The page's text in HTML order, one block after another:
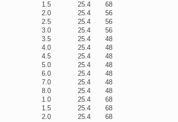
1.5 25.4
68
2.0 25.4
56
2.5 25.4
56
3.0 25.4
56
3.5 25.4
48
4.0 25.4
48
4.5 25.4
48
5.0 25.4
48
6.0 25.4
48
7.0 25.4
48
8.0 25.4
48
1.0 25.4
68
1.5 25.4
68
2.0 25.4
68